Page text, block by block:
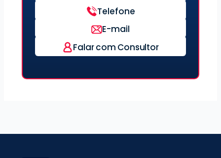
Telefone
E-mail
Falar com Consultor